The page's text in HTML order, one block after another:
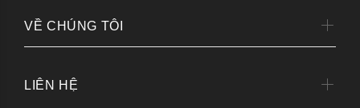
VỀ CHÚNG TÔI
LIÊN HỆ